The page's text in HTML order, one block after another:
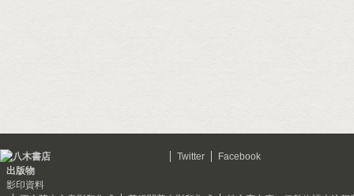
Twitter
Facebook
出版物
影印資料